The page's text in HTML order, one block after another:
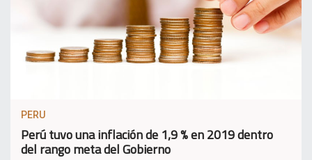
PERU
Perú tuvo una inflación de 1,9 % en 2019 dentro
del rango meta del Gobierno